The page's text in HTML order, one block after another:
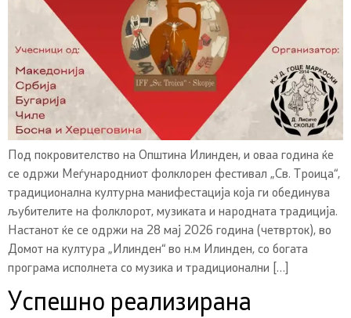
Под покровителство на Општина Илинден, и оваа година ќе
се одржи Меѓународниот фолклорен фестивал „Св. Троица“,
традиционална културна манифестација која ги обединува
љубителите на фолклорот, музиката и народната традиција.
Настанот ќе се одржи на 28 мај 2026 година (четврток), во
Домот на култура „Илинден“ во н.м Илинден, со богата
програма исполнета со музика и традиционални […]
Успешно реализирана